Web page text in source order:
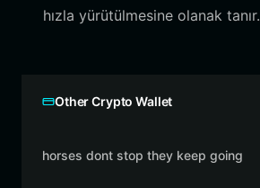
hızla yürütülmesine olanak tanır.
Other Crypto Wallet
horses dont stop they keep going